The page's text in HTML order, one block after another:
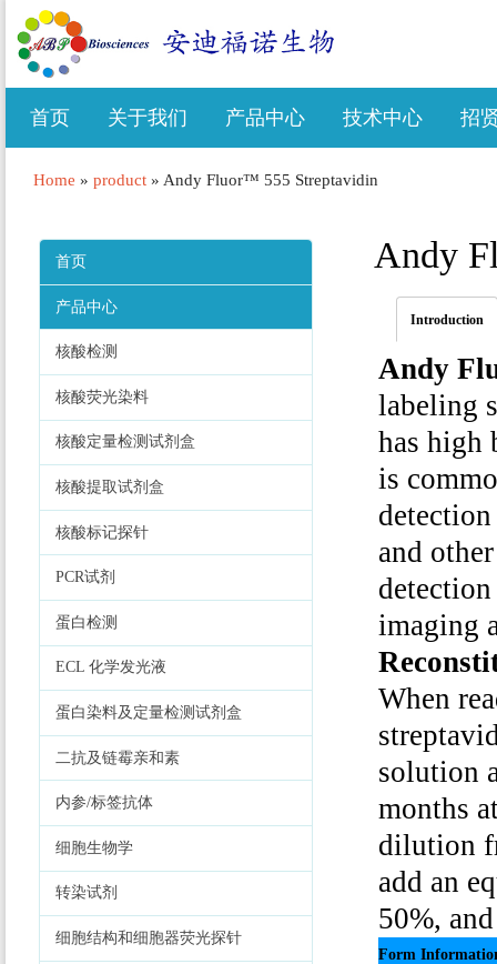
首页 关于我们 产品中心 技术中心 招
Home » product » Andy Fluor™ 555 Streptavidin
首页
产品中心
核酸检测
核酸荧光染料
核酸定量检测试剂盒
核酸提取试剂盒
核酸标记探针
PCR试剂
蛋白检测
ECL 化学发光液
蛋白染料及定量检测试剂盒
二抗及链霉亲和素
内参/标签抗体
细胞生物学
转染试剂
细胞结构和细胞器荧光探针
Andy
Introduction
Andy
labeling
has high
is
and
imaging
When
solution
months
dilution
add an
50%,
Form